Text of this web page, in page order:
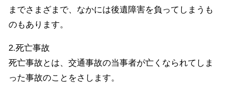
までさまざまで、なかには後遺障害を負ってしまうも
のもあります。
2.死亡事故
死亡事故とは、交通事故の当事者が亡くなられてしま
った事故のことをさします。